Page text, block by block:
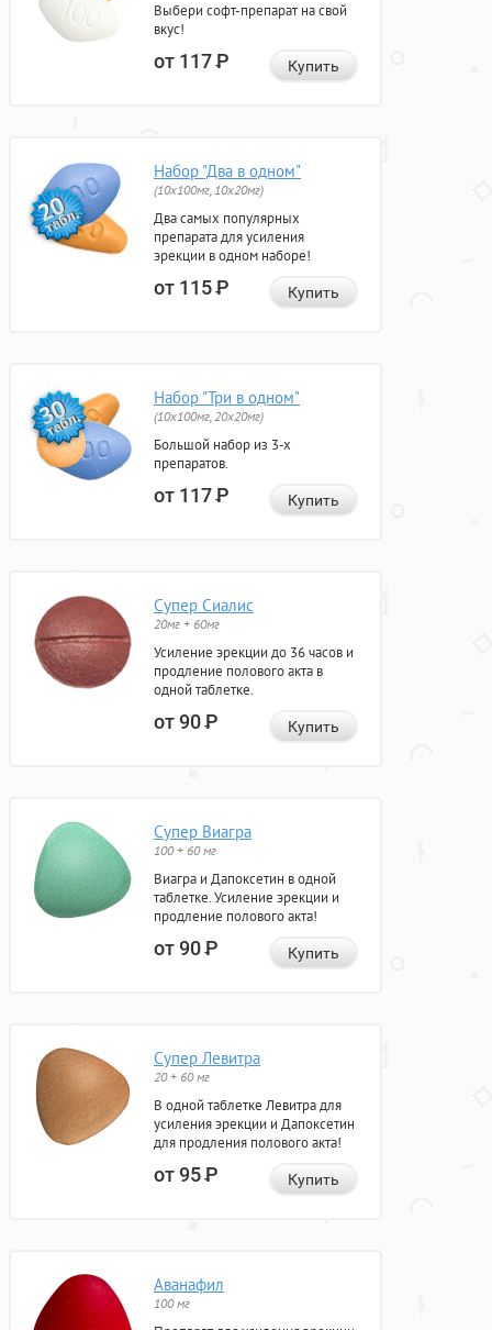
Выбери софт-препарат на свой
вкус!
от 117Р Купить
Набор "Два в одном"
(10x100мг, 10x20мг)
Два самых популярных
препарата для усиления
эрекции в одном наборе!
от 115Р Купить
Набор "Три в одном"
(10x100мг, 20x20мг)
Большой набор из 3-х
препаратов.
от 117Р Купить
Супер Сиалис
20мг + 60мг
Усиление эрекции до 36 часов и
продление полового акта в
одной таблетке.
от 90Р Купить
Супер Виагра
100 + 60 мг
Виагра и Дапоксетин в одной
таблетке. Усиление эрекции и
продление полового акта!
от 90Р Купить
Супер Левитра
20 + 60 мг
В одной таблетке Левитра для
усиления эрекции и Дапоксетин
для продления полового акта!
от 95Р Купить
Аванафил
100 мг